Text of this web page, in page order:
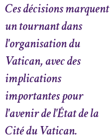
Ces décisions marquent
un tournant dans
l'organisation du
Vatican, avec des
implications
importantes pour
l'avenir de l'État de la
Cité du Vatican.